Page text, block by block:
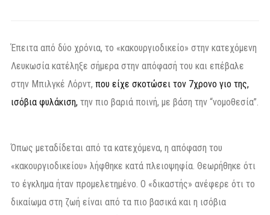
Έπειτα από δύο χρόνια, το «κακουργιοδικείο» στην κατεχόμενη
Λευκωσία κατέληξε σήμερα στην απόφασή του και επέβαλε
στην Μπιλγκέ Λόρντ, που είχε σκοτώσει τον 7χρονο γιο της,
ισόβια φυλάκιση, την πιο βαριά ποινή, με βάση την “νομοθεσία”.
Όπως μεταδίδεται από τα κατεχόμενα, η απόφαση του
«κακουργιοδικείου» λήφθηκε κατά πλειοψηφία. Θεωρήθηκε ότι
το έγκλημα ήταν προμελετημένο. Ο «δικαστής» ανέφερε ότι το
δικαίωμα στη ζωή είναι από τα πιο βασικά και η ισόβια